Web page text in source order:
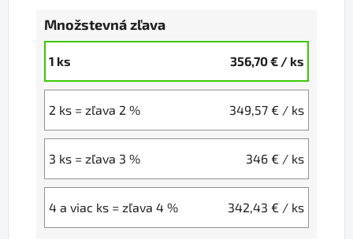
Množstevná zľava
1 ks 356,70 € / ks
2 ks = zľava 2 % 349,57 € / ks
3 ks = zľava 3 % 346 € / ks
4 a viac ks = zľava 4 % 342,43 € / ks